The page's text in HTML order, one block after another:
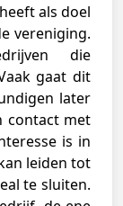
als doel
vereniging.
die
gaat dit
later
contact met
is in
leiden tot
te sluiten.